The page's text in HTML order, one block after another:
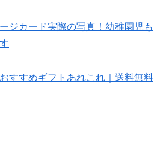
ジカード実際の写真！幼稚園児も
すすめギフトあれこれ｜送料無料